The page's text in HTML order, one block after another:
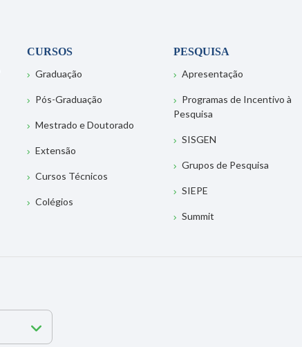
CURSOS
Graduação
Pós-Graduação
Mestrado e Doutorado
Extensão
Cursos Técnicos
Colégios
PESQUISA
Apresentação
Programas de Incentivo à
Pesquisa
SISGEN
Grupos de Pesquisa
SIEPE
Summit